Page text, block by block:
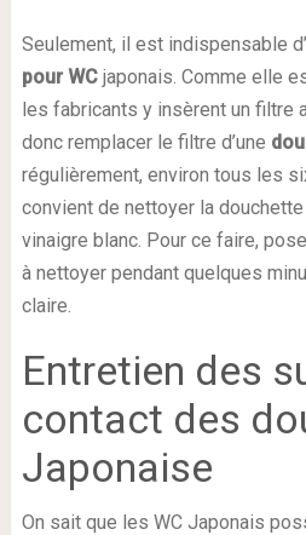
Seulement, il est indispensable d’
pour WCjaponais. Comme elle
les fabricants y insèrent un filtre
donc remplacer le filtre d’une
régulièrement, environ tous les
convient de nettoyer la
vinaigre blanc. Pour ce faire,
à nettoyer pendant quelques
claire.
Entretien des
contact des
Japonaise
On sait que les WC Japonais